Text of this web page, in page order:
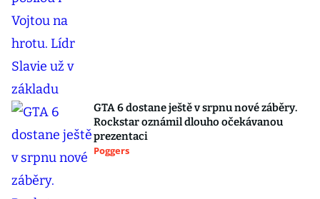
GTA 6 dostane ještě v srpnu nové záběry.
Rockstar oznámil dlouho očekávanou
prezentaci
Poggers